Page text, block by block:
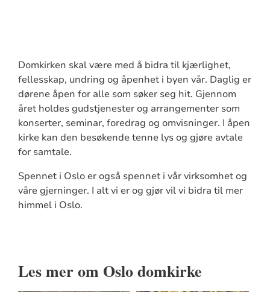
Domkirken skal være med å bidra til kjærlighet,
fellesskap, undring og åpenhet i byen vår. Daglig er
dørene åpen for alle som søker seg hit. Gjennom
året holdes gudstjenester og arrangementer som
konserter, seminar, foredrag og omvisninger. I åpen
kirke kan den besøkende tenne lys og gjøre avtale
for samtale.
Spennet i Oslo er også spennet i vår virksomhet og
våre gjerninger. I alt vi er og gjør vil vi bidra til mer
himmel i Oslo.
Les mer om Oslo domkirke